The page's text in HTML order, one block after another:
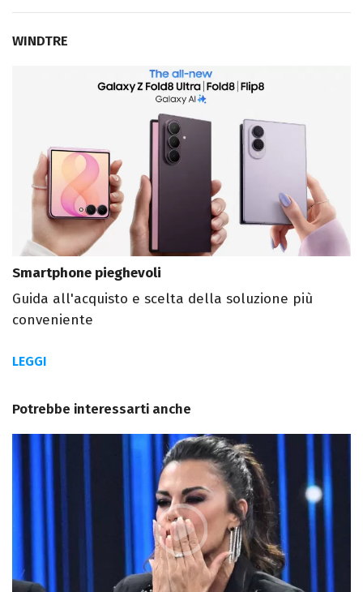
WINDTRE
Smartphone pieghevoli
Guida all'acquisto e scelta della soluzione più
conveniente
LEGGI
Potrebbe interessarti anche